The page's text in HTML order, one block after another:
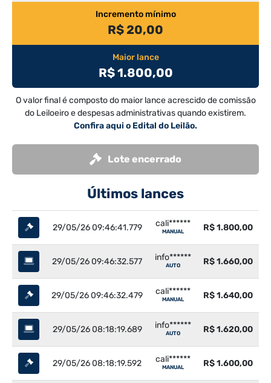
Incremento mínimo
R$ 20,00
Maior lance
R$ 1.800,00
O valor final é composto do maior lance acrescido de comissão
do Leiloeiro e despesas administrativas quando existirem.
Confira aqui o Edital do Leilão.
Lote encerrado
Últimos lances
29/05/26 09:46:41.779 cali******
MANUAL R$ 1.800,00
29/05/26 09:46:32.577 info******
AUTO R$ 1.660,00
29/05/26 09:46:32.479 cali******
MANUAL R$ 1.640,00
29/05/26 08:18:19.689 info******
AUTO R$ 1.620,00
29/05/26 08:18:19.592 cali******
MANUAL R$ 1.600,00